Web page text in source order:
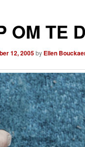
OM TE
12, 2005by Ellen